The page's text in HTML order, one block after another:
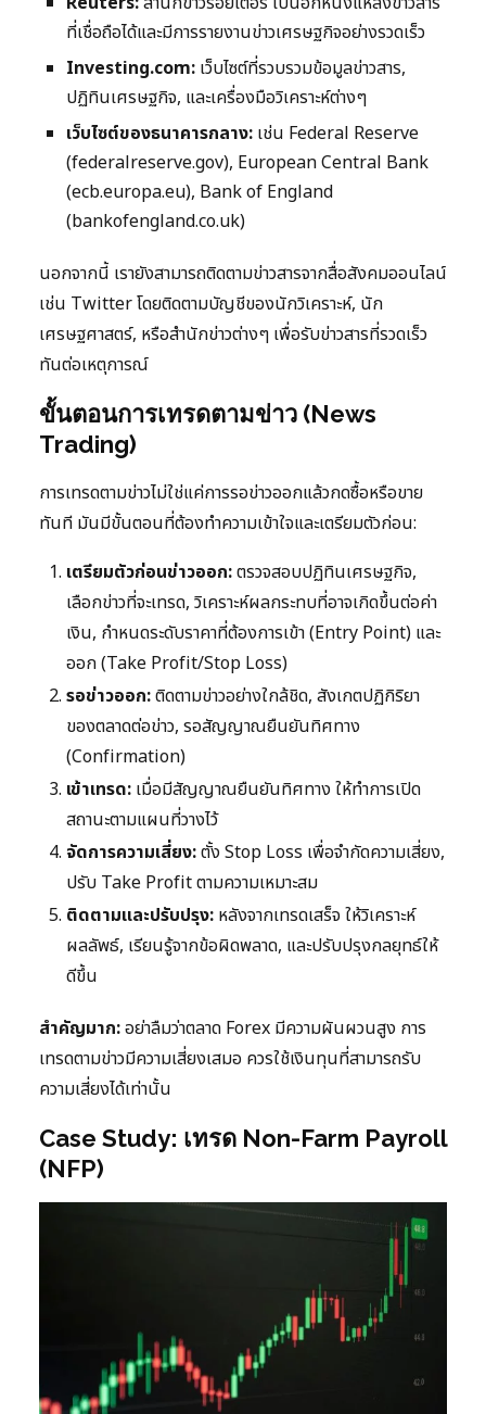
ที่เชื่อถือได้และมีการรายงานข่าวเศรษฐกิจอย่างรวดเร็ว
Investing.com: เว็บไซต์ที่รวบรวมข้อมูลข่าวสาร,
ปฏิทินเศรษฐกิจ, และเครื่องมือวิเคราะห์ต่างๆ
เว็บไซต์ของธนาคารกลาง: เช่น Federal Reserve
(federalreserve.gov), European Central Bank
(ecb.europa.eu), Bank of England
(bankofengland.co.uk)
นอกจากนี้ เรายังสามารถติดตามข่าวสารจากสื่อสังคมออนไลน์
เช่น Twitter โดยติดตามบัญชีของนักวิเคราะห์, นัก
เศรษฐศาสตร์, หรือสำนักข่าวต่างๆ เพื่อรับข่าวสารที่รวดเร็ว
ทันต่อเหตุการณ์
ขั้นตอนการเทรดตามข่าว (News
Trading)
การเทรดตามข่าวไม่ใช่แค่การรอข่าวออกแล้วกดซื้อหรือขาย
ทันที มันมีขั้นตอนที่ต้องทำความเข้าใจและเตรียมตัวก่อน:
เตรียมตัวก่อนข่าวออก:ตรวจสอบปฏิทินเศรษฐกิจ,
เลือกข่าวที่จะเทรด, วิเคราะห์ผลกระทบที่อาจเกิดขึ้นต่อค่า
เงิน, กำหนดระดับราคาที่ต้องการเข้า (Entry Point) และ
ออก (Take Profit/Stop Loss)
รอข่าวออก:ติดตามข่าวอย่างใกล้ชิด, สังเกตปฏิกิริยา
ของตลาดต่อข่าว, รอสัญญาณยืนยันทิศทาง
(Confirmation)
เข้าเทรด: เมื่อมีสัญญาณยืนยันทิศทาง ให้ทำการเปิด
สถานะตามแผนที่วางไว้
จัดการความเสี่ยง:ตั้ง Stop Loss เพื่อจำกัดความเสี่ยง,
ปรับ Take Profit ตามความเหมาะสม
ติดตามและปรับปรุง: หลังจากเทรดเสร็จ ให้วิเคราะห์
ผลลัพธ์, เรียนรู้จากข้อผิดพลาด, และปรับปรุงกลยุทธ์ให้
ดีขึ้น
สำคัญมาก:อย่าลืมว่าตลาด Forex มีความผันผวนสูง การ
เทรดตามข่าวมีความเสี่ยงเสมอ ควรใช้เงินทุนที่สามารถรับ
ความเสี่ยงได้เท่านั้น
Case Study: เทรด Non-Farm Payroll
(NFP)